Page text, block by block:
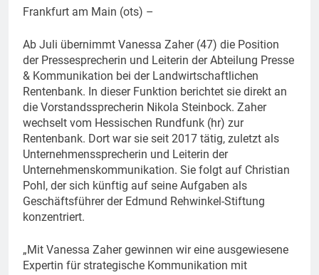
Frankfurt am Main (ots) –
Ab Juli übernimmt Vanessa Zaher (47) die Position
der Pressesprecherin und Leiterin der Abteilung Presse
& Kommunikation bei der Landwirtschaftlichen
Rentenbank. In dieser Funktion berichtet sie direkt an
die Vorstandssprecherin Nikola Steinbock. Zaher
wechselt vom Hessischen Rundfunk (hr) zur
Rentenbank. Dort war sie seit 2017 tätig, zuletzt als
Unternehmenssprecherin und Leiterin der
Unternehmenskommunikation. Sie folgt auf Christian
Pohl, der sich künftig auf seine Aufgaben als
Geschäftsführer der Edmund Rehwinkel-Stiftung
konzentriert.
„Mit Vanessa Zaher gewinnen wir eine ausgewiesene
Expertin für strategische Kommunikation mit